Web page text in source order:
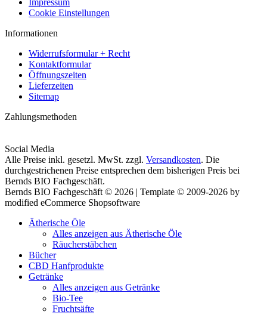
Cookie Einstellungen
Informationen
Widerrufsformular + Recht
Kontaktformular
Öffnungszeiten
Lieferzeiten
Sitemap
Zahlungsmethoden
Social Media
Alle Preise inkl. gesetzl. MwSt. zzgl. Versandkosten. Die
durchgestrichenen Preise entsprechen dem bisherigen Preis bei
Bernds BIO Fachgeschäft.
Bernds BIO Fachgeschäft © 2026 | Template © 2009-2026 by
modified eCommerce Shopsoftware
Ätherische Öle
Alles anzeigen aus Ätherische Öle
Räucherstäbchen
Bücher
CBD Hanfprodukte
Getränke
Alles anzeigen aus Getränke
Bio-Tee
Fruchtsäfte